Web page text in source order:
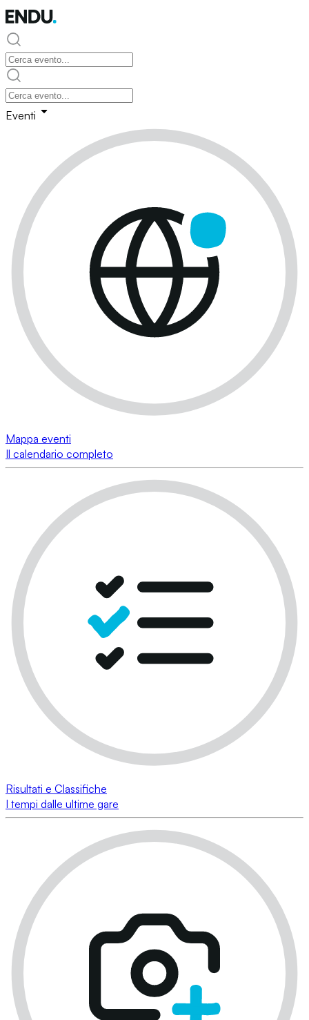
Eventi
Mappa eventi
Il calendario completo
Risultati e Classifiche
I tempi dalle ultime gare